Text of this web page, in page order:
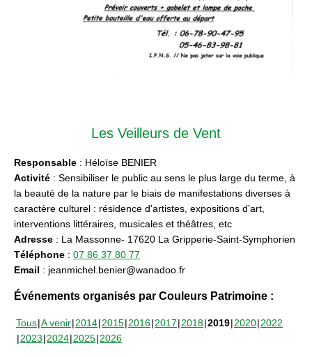
Les Veilleurs de Vent
Responsable : Héloïse BENIER
Activité : Sensibiliser le public au sens le plus large du terme, à
la beauté de la nature par le biais de manifestations diverses à
caractère culturel : résidence d’artistes, expositions d’art,
interventions littéraires, musicales et théâtres, etc
Adresse : La Massonne- 17620 La Gripperie-Saint-Symphorien
Téléphone : 07 86 37 80 77
Email : jeanmichel.benier@wanadoo.fr
Événements organisés par Couleurs Patrimoine :
Tous A venir 2014 2015 2016 2017 2018 2019 2020 2022
2023 2024 2025 2026